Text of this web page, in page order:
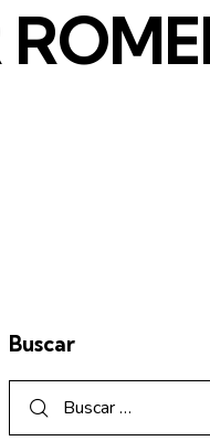
Buscar